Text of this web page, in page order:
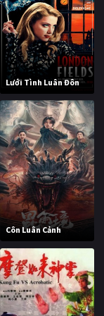
Lưới Tình Luân Đôn
Côn Luân Cảnh